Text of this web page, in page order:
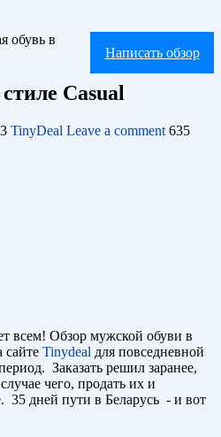
Написать обзор
обувь в
Casual
TinyDeal Leave a comment 635
всем! Обзор мужской обуви в
сайте Tinydeal для повседневной
Заказать решил заранее,
чего, продать их и
35 дней пути в Беларусь - и вот